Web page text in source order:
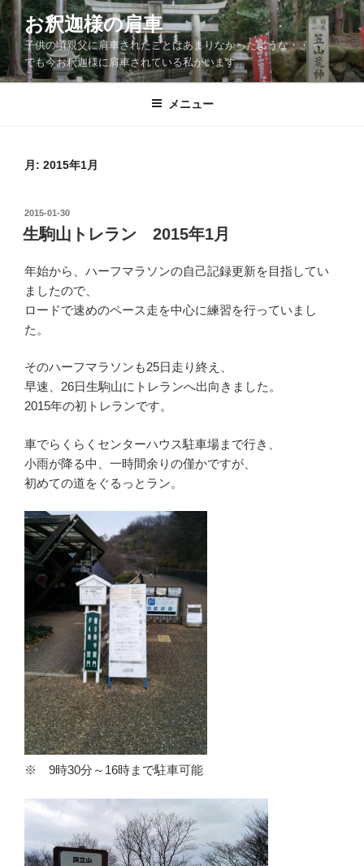
コ
ン
テ
ン
ツ
お釈迦様の肩車
子供の頃親父に肩車されたことはあまりなかったような・・・
でも今お釈迦様に肩車されている私がいます
メニュー
月: 2015年1月
投
稿
日:
2015-01-30
生駒山トレラン 2015年1月
年始から、ハーフマラソンの自己記録更新を目指してい
ましたので、
ロードで速めのペース走を中心に練習を行っていまし
た。
そのハーフマラソンも25日走り終え、
早速、26日生駒山にトレランへ出向きました。
2015年の初トレランです。
車でらくらくセンターハウス駐車場まで行き、
小雨が降る中、一時間余りの僅かですが、
初めての道をぐるっとラン。
※ 9時30分～16時まで駐車可能